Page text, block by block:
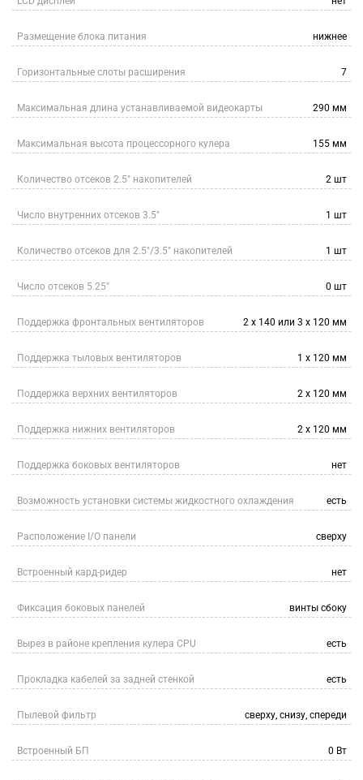
Размещение блока питания нижнее
Горизонтальные слоты расширения 7
Максимальная длина устанавливаемой видеокарты 290 мм
Максимальная высота процессорного кулера 155 мм
Количество отсеков 2.5" накопителей 2 шт
Число внутренних отсеков 3.5" 1 шт
Количество отсеков для 2.5"/3.5" накопителей 1 шт
Число отсеков 5.25" 0 шт
Поддержка фронтальных вентиляторов 2 x 140 или 3 x 120 мм
Поддержка тыловых вентиляторов 1 x 120 мм
Поддержка верхних вентиляторов 2 x 120 мм
Поддержка нижних вентиляторов 2 x 120 мм
Поддержка боковых вентиляторов нет
Возможность установки системы жидкостного охлаждения есть
Расположение I/O панели сверху
Встроенный кард-ридер нет
Фиксация боковых панелей винты сбоку
Вырез в районе крепления кулера CPU есть
Прокладка кабелей за задней стенкой есть
Пылевой фильтр сверху, снизу, спереди
Встроенный БП 0 Вт